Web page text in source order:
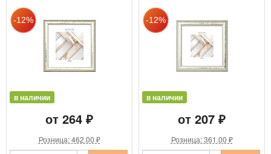
в наличии
от 264 ₽
Розница: 462.00 ₽
в наличии
от 207 ₽
Розница: 361.00 ₽